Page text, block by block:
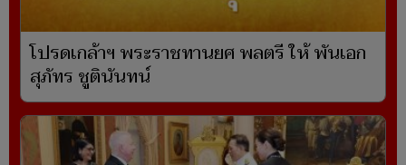
โปรดเกล้าฯ พระราชทานยศ พลตรี ให้ พันเอก
สุภัทร ชูตินันทน์